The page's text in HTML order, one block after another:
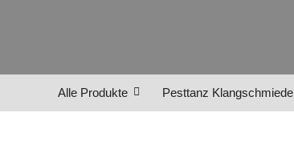
Alle Produkte Pesttanz Klangschmiede